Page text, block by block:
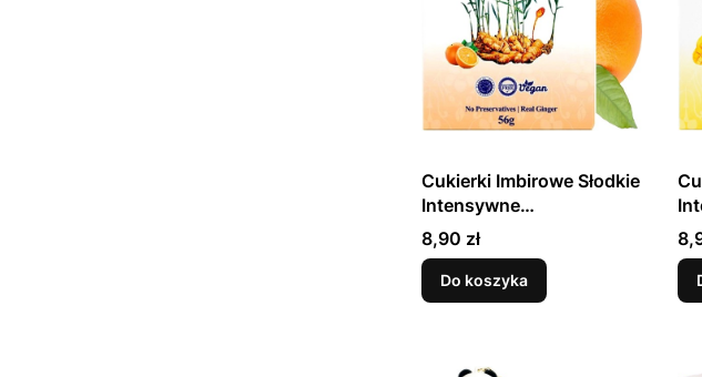
Cukierki Imbirowe Słodkie
Intensywne
Rozgrzewające Na Gardło
Smak Pomarańcza 56g
SINA
Cena
8,90 zł
Do koszyka